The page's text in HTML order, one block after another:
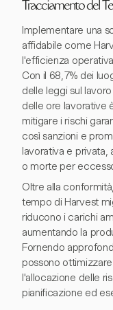
Tracciamento del
Implementare una
affidabile come
l'efficienza
Con il 68,7% dei
delle leggi sul
delle ore lavorative
mitigare i rischi
così sanzioni e
lavorativa e
o morte per
Oltre alla
tempo di Harvest
riducono i carichi
aumentando la
Fornendo
possono
l'allocazione delle
pianificazione ed